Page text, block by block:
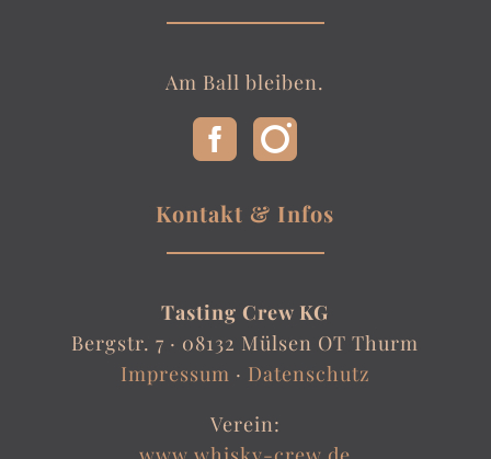
Am Ball bleiben.
Kontakt & Infos
Tasting Crew KG
Bergstr. 7 · 08132 Mülsen OT Thurm
Impressum · Datenschutz
Verein: